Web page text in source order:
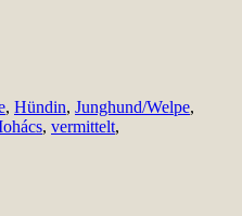
, Hündin, Junghund/Welpe,
, vermittelt,